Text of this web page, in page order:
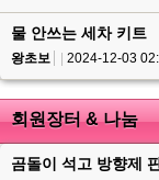
물 안쓰는 세차 키트
왕초보 2024-12-03
회원장터 & 나눔
곰돌이 석고 방향제